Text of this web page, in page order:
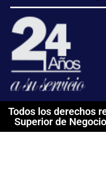
Todos los derechos
Superior de